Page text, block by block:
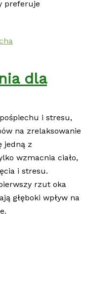
preferuje
dla
i stresu,
na zrelaksowanie
jedną z
wzmacnia ciało,
i stresu.
rzut oka
głęboki wpływ na